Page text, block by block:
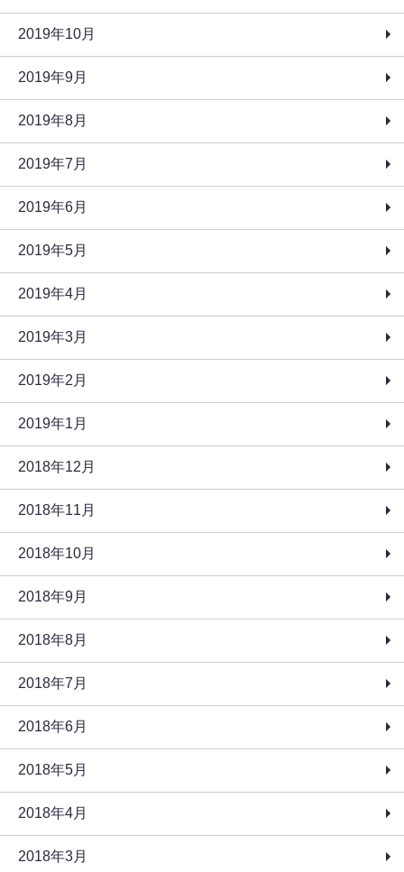
2019年10月
2019年9月
2019年8月
2019年7月
2019年6月
2019年5月
2019年4月
2019年3月
2019年2月
2019年1月
2018年12月
2018年11月
2018年10月
2018年9月
2018年8月
2018年7月
2018年6月
2018年5月
2018年4月
2018年3月